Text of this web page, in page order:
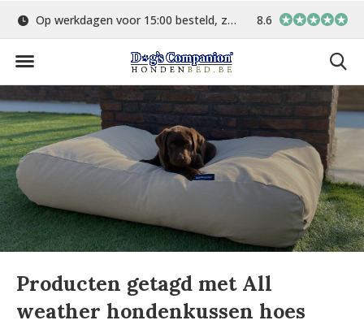
Op werkdagen voor 15:00 besteld, zelfde dag verstuurd Gratis verzending
8.6
Producten getagd met All
weather hondenkussen hoes